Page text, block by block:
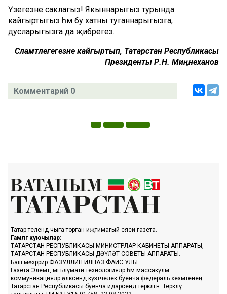
Үзегезне саклагыз! Якыннарыгыз турында
кайгыртыгыз һәм бу хатны туганнарыгызга,
дусларыгызга да җибәрегез.
Сәламәтлегегезне кайгыртып, Татарстан Республикасы
Президенты Р.Н. Миңнеханов
Комментарий 0
Татар телендә чыга торган иҗтимагый-сәяси газета.
Гамәлгә куючылар:
ТАТАРСТАН РЕСПУБЛИКАСЫ МИНИСТРЛАР КАБИНЕТЫ АППАРАТЫ,
ТАТАРСТАН РЕСПУБЛИКАСЫ ДӘҮЛӘТ СОВЕТЫ АППАРАТЫ.
Баш мөхәррир ФАЗУЛЛИН ИЛНАЗ ФАИС УЛЫ.
Газета Элемтә, мәгълүмати технологияләр һәм массакүләм
коммуникацияләр өлкәсендә күзәтчелек буенча федераль хезмәтенең
Татарстан Республикасы буенча идарәсендә теркәлгән. Теркәлү